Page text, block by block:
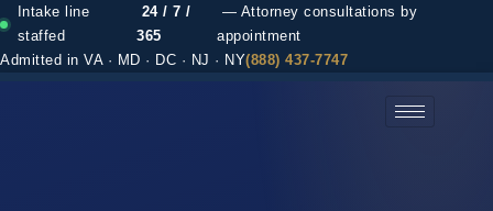
Intake line
staffed
24 / 7 /
365
— Attorney consultations by
appointment
Admitted in VA · MD · DC · NJ · NY(888) 437-7747